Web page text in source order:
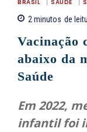
BRASIL SAÚDE
2minutos de
Vacinação
abaixo da
Saúde
Em 2022,
infantil foi